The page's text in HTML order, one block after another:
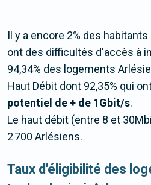
Il y a encore 2% des
ont des difficultés d'accès à
94,34% des logements
Haut Débit dont 92,35% qui
potentiel de + de 1Gbit/s.
Le haut débit (entre 8 et
2 700 Arlésiens.
Taux d'éligibilité des